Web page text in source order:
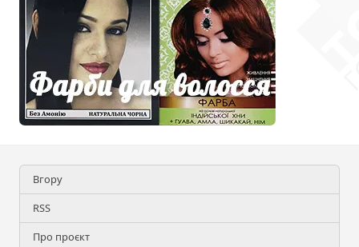
Вгору
RSS
Про проєкт